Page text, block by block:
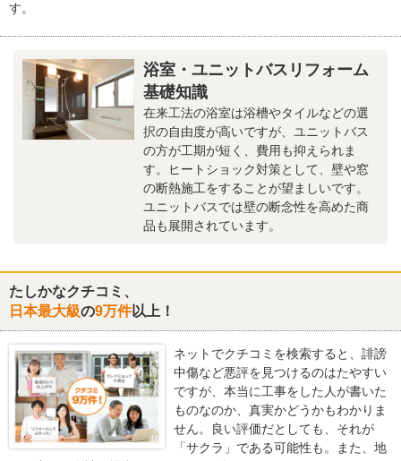
す。
浴室・ユニットバスリフォーム
基礎知識
在来工法の浴室は浴槽やタイルなどの選
択の自由度が高いですが、ユニットバス
の方が工期が短く、費用も抑えられま
す。ヒートショック対策として、壁や窓
の断熱施工をすることが望ましいです。
ユニットバスでは壁の断念性を高めた商
品も展開されています。
たしかなクチコミ、
日本最大級の9万件以上！
ネットでクチコミを検索すると、誹謗
中傷など悪評を見つけるのはたやすい
ですが、本当に工事をした人が書いた
ものなのか、真実かどうかもわかりま
せん。良い評価だとしても、それが
「サクラ」である可能性も。また、地